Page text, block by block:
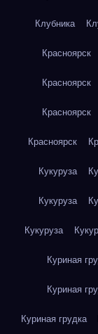
Клубника
Красноярск
Красноярск
Красноярск
Красноярск
Кукуруза
Кукуруза
Кукуруза
Куриная
Куриная
Куриная грудка